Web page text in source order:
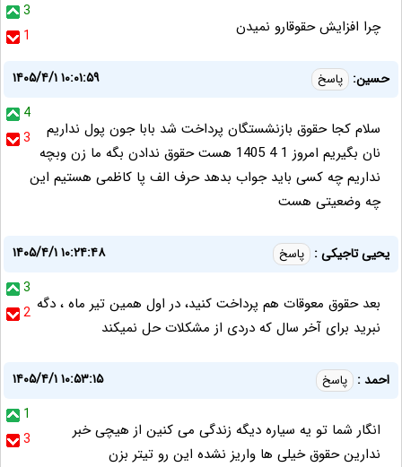
3
1
چرا افزایش حقوقارو نمیدن
حسین: پاسخ
۱۴۰۵/۴/۱ ۱۰:۰۱:۵۹
4
3
سلام کجا حقوق بازنشستگان پرداخت شد بابا جون پول نداریم
نان بگیریم امروز 1 4 1405 هست حقوق ندادن بگه ما زن وبچه
نداریم چه کسی باید جواب بدهد حرف الف پا کاظمی هستیم این
چه وضعیتی هست
یحیی تاجیکی : پاسخ
۱۴۰۵/۴/۱ ۱۰:۲۴:۴۸
3
2 بعد حقوق معوقات هم پرداخت کنید، در اول همین تیر ماه ، دگه
نبرید برای آخر سال که دردی از مشکلات حل نمیکند
احمد : پاسخ
۱۴۰۵/۴/۱ ۱۰:۵۳:۱۵
1
3
انگار شما تو یه سیاره دیگه زندگی می کنین از هیچی خبر
ندارین حقوق خیلی ها واریز نشده این رو تیتر بزن